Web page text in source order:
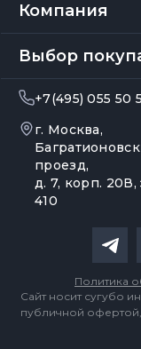
Компания
Выбор
+7(495) 055 50
г. Москва,
проезд,
д. 7, корп. 20В,
410
Сайт носит сугубо
публичной
Политика